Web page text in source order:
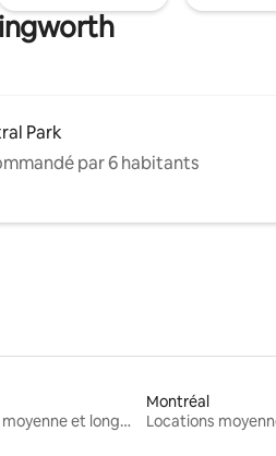
Park
par 6 habitants
Locations moyenne et longue durée
Montréal